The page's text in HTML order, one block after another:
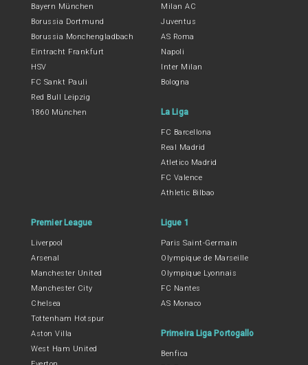
Bayern München
Borussia Dortmund
Borussia Monchengladbach
Eintracht Frankfurt
HSV
FC Sankt Pauli
Red Bull Leipzig
1860 München
Milan AC
Juventus
AS Roma
Napoli
Inter Milan
Bologna
La Liga
FC Barcellona
Real Madrid
Atletico Madrid
FC Valence
Athletic Bilbao
Premier League
Liverpool
Arsenal
Manchester United
Manchester City
Chelsea
Tottenham Hotspur
Aston Villa
West Ham United
Ligue 1
Paris Saint-Germain
Olympique de Marseille
Olympique Lyonnais
FC Nantes
AS Monaco
Primeira Liga Portogallo
Benfica